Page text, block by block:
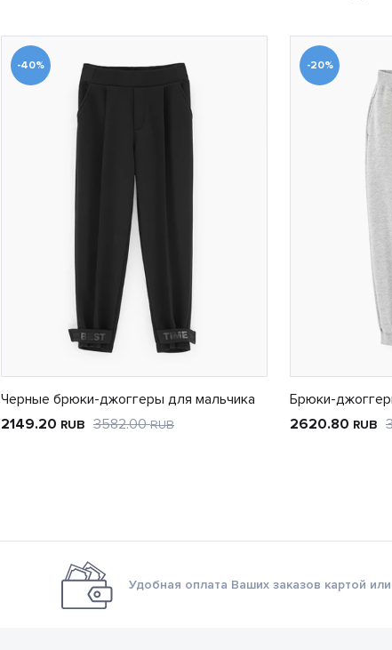
-40%
Черные брюки-джоггеры для мальчика
2149.20 RUB 3582.00RUB
-20%
Брюки-
2620.80 RUB
Удобная оплата Ваших заказов картой